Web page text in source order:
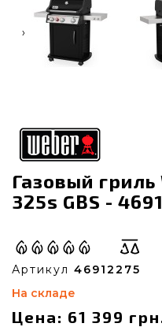
‹
Газовый
325s GBS -
Артикул 46912275
На складе
Цена: 61 399